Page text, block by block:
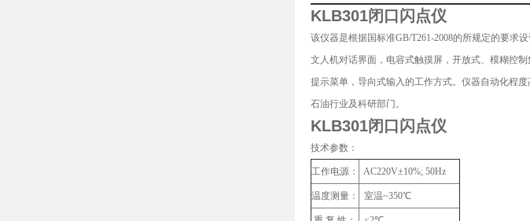
KLB301闭口闪点仪
该仪器是根据国标准GB/T261-2008的所规定的要求
文人机对话界面，电容式触摸屏，开放式、模糊控
提示菜单，导向式输入的工作方式。仪器自动化程
石油行业及科研部门。
KLB301闭口闪点仪
技术参数：
工作电源： AC220V±10%; 50Hz
温度测量： 室温~350℃